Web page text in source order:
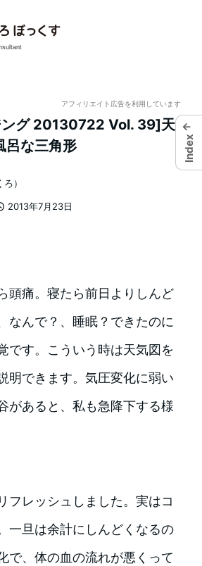
アフィリエイト広告を利用しています
ング 20130722 Vol. 39]天
呂な三角形
2013年7月23日
）
頭痛。寝たら前日よりしんど
なんで？、睡眠？できたのに
です。こういう時は天気図を
明できます。気圧変化に弱い
があると、私も急降下する様
フレッシュしました。実はコ
一旦は余計にしんどくなるの
で、体の血の流れが悪くって
←
Index